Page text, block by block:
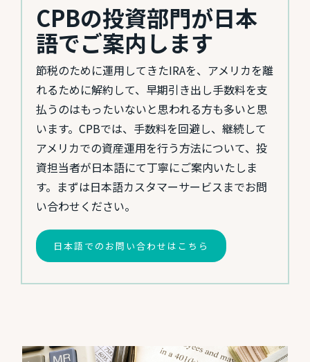
CPBの投資部門が日本
語でご案内します
節税のために運用してきたIRAを、アメリカを離
れるために解約して、早期引き出し手数料を支
払うのはもったいないと思われる方も多いと思
います。CPBでは、手数料を回避し、継続して
アメリカでの資産運用を行う方法について、投
資担当者が日本語にて丁寧にご案内いたしま
す。まずは日本語カスタマーサービスまでお問
い合わせください。
日本語でのお問い合わせはこちら